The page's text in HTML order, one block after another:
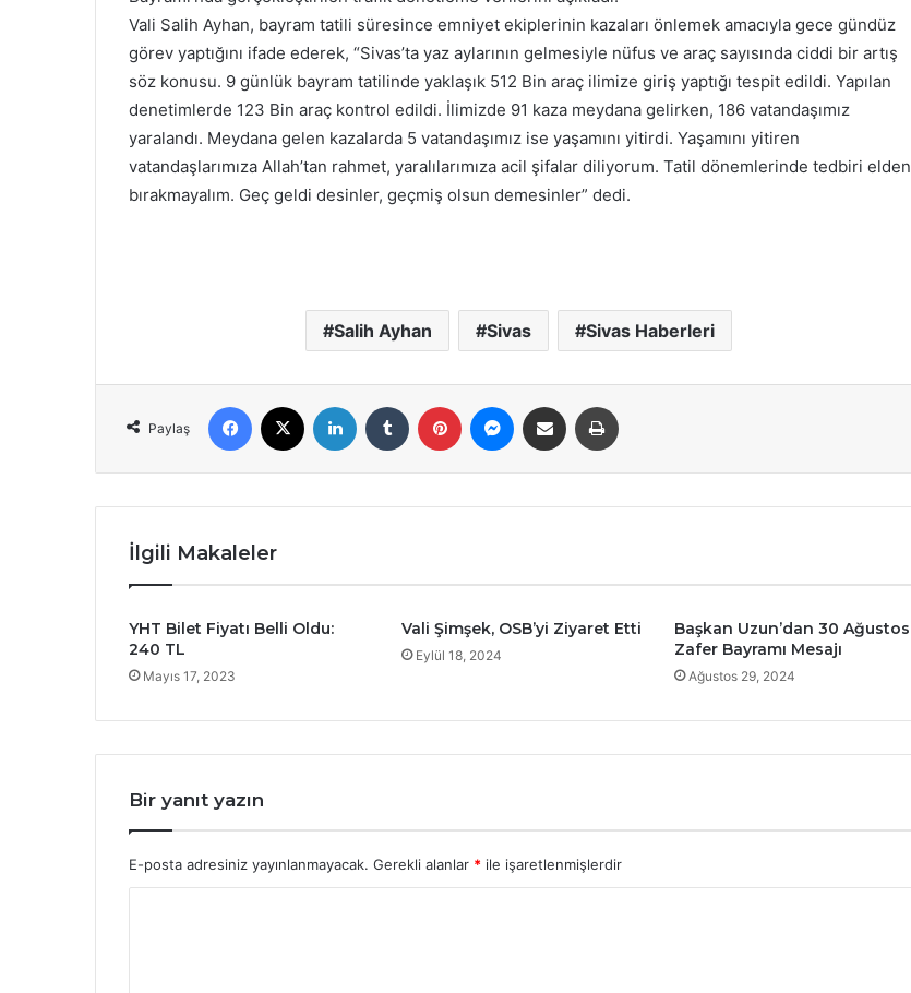
Vali Salih Ayhan, bayram tatili süresince emniyet ekiplerinin kazaları önlemek amacıyla gece gündüz
görev yaptığını ifade ederek, “Sivas’ta yaz aylarının gelmesiyle nüfus ve araç sayısında ciddi bir artış
söz konusu. 9 günlük bayram tatilinde yaklaşık 512 Bin araç ilimize giriş yaptığı tespit edildi. Yapılan
denetimlerde 123 Bin araç kontrol edildi. İlimizde 91 kaza meydana gelirken, 186 vatandaşımız
yaralandı. Meydana gelen kazalarda 5 vatandaşımız ise yaşamını yitirdi. Yaşamını yitiren
vatandaşlarımıza Allah’tan rahmet, yaralılarımıza acil şifalar diliyorum. Tatil dönemlerinde tedbiri elden
bırakmayalım. Geç geldi desinler, geçmiş olsun demesinler” dedi.
Salih Ayhan Sivas Sivas Haberleri
Paylaş
Facebook LinkedIn Tumblr Pinterest MessengerE-Posta ile paylaş
İlgili Makaleler
YHT Bilet Fiyatı Belli Oldu:
240 TL
Mayıs 17, 2023
Vali Şimşek, OSB’yi Ziyaret Etti
Eylül 18, 2024
Başkan Uzun’dan 30 Ağustos
Zafer Bayramı Mesajı
Ağustos 29, 2024
Bir yanıt yazın
E-posta adresiniz yayınlanmayacak. Gerekli alanlar * ile işaretlenmişlerdir